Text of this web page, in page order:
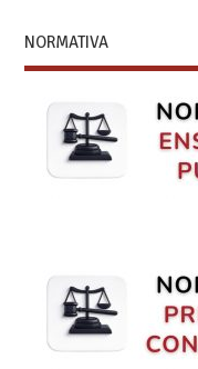
NORMATIVA